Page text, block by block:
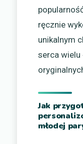
ręcznie
unikalnym
serca wielu
Jak
młodej